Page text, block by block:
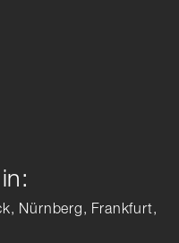
Nürnberg, Frankfurt,